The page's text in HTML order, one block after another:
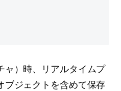
ャ）時、リアルタイムプ
ブジェクトを含めて保存